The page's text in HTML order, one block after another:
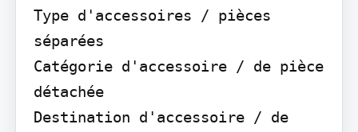
Type d'accessoires / pièces
séparées
Catégorie d'accessoire / de pièce
détachée
Destination d'accessoire / de